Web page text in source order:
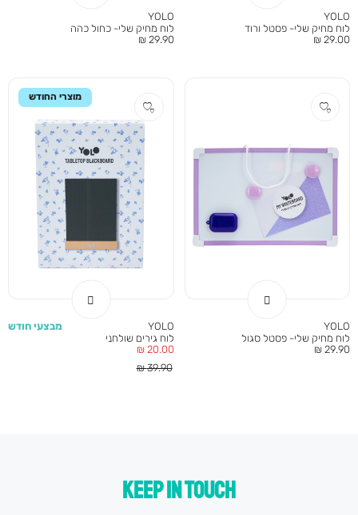
YOLO
לוח מחיק שלי- פסטל ורוד
מחיר
29.00 ₪
YOLO
לוח מחיק שלי- כחול כהה
מחיר
29.90 ₪
YOLO
לוח מחיק שלי- פסטל סגול
מחיר
29.90 ₪
מוצרי החודש
YOLO
מבצעי חודש
לוח גירים שולחני
מחיר
מוצר
20.00 ₪
מחיר
39.90 ₪
KEEP IN TOUCH